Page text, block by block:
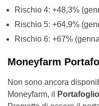
Rischio 4: +48,3%
Rischio 5: +64,9%
Rischio 6: +67%
Moneyfarm
Non sono ancora
Moneyfarm, il